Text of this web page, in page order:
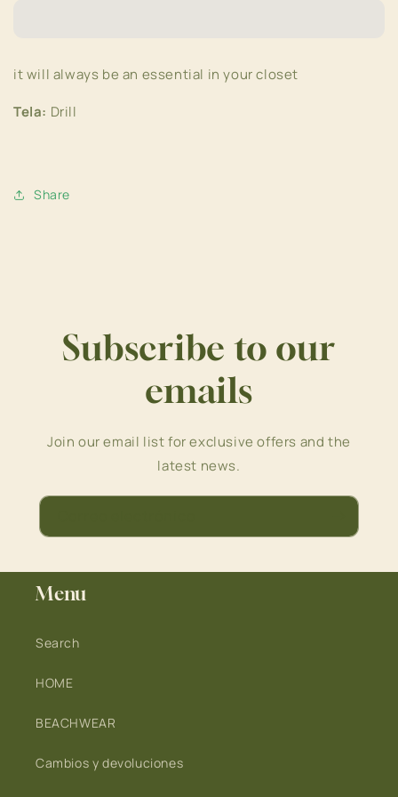
it will always be an essential in your closet
Tela: Drill
Share
Subscribe to our
emails
Join our email list for exclusive offers and the
latest news.
Menu
Search
HOME
BEACHWEAR
Cambios y devoluciones